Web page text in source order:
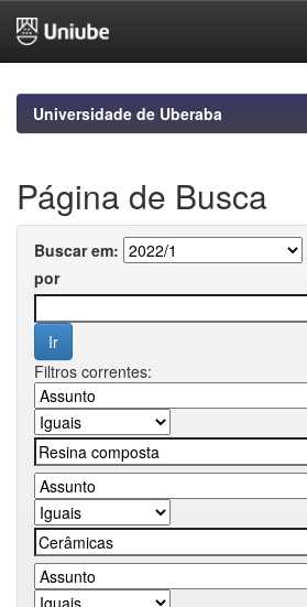
navigationUniversidade de Uberaba
Página de Busca
Buscar em:
por
Filtros correntes: